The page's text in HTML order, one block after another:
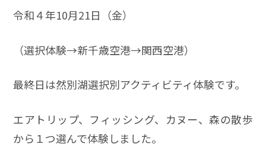
令和４年10月21日（金）
（選択体験→新千歳空港→関西空港）
最終日は然別湖選択別アクティビティ体験です。
エアトリップ、フィッシング、カヌー、森の散歩
から１つ選んで体験しました。